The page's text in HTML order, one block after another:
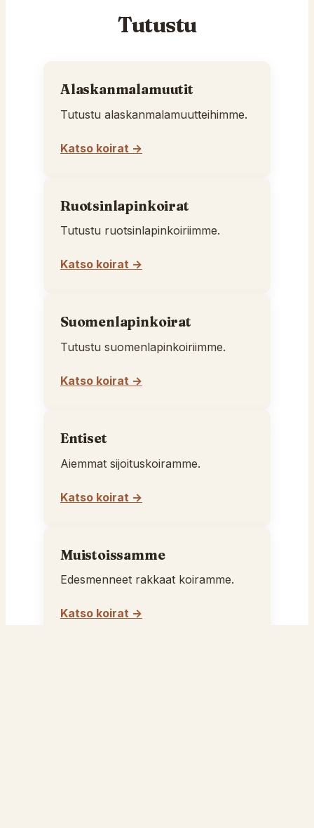
Tutustu
Alaskanmalamuutit
Tutustu alaskanmalamuutteihimme.
Katso koirat →
Ruotsinlapinkoirat
Tutustu ruotsinlapinkoiriimme.
Katso koirat →
Suomenlapinkoirat
Tutustu suomenlapinkoiriimme.
Katso koirat →
Entiset
Aiemmat sijoituskoiramme.
Katso koirat →
Muistoissamme
Edesmenneet rakkaat koiramme.
Katso koirat →